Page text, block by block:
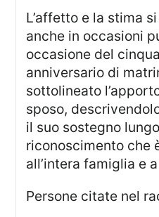
L’affetto e la stima si sono manifestati
anche in occasioni
occasione del
anniversario di
sottolineato
sposo,
il suo sostegno
riconoscimento che
all’intera famiglia e
persone citate nel